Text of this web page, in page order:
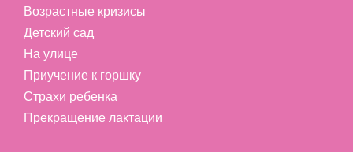
Возрастные кризисы
Детский сад
На улице
Приучение к горшку
Страхи ребенка
Прекращение лактации